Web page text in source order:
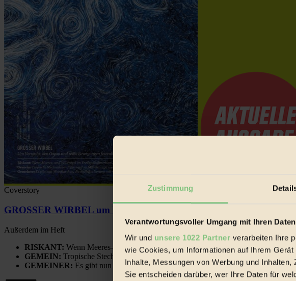
Zustimmung
Verantwortungsvoller Umgang mit Ihren Daten
Wir und unsere 1022 Partner verarbeiten Ihre
wie Cookies, um Informationen auf Ihrem
Inhalte, Messungen von Werbung und
Sie entscheiden darüber, wer Ihre Daten für
Coverstory
GROSSER WIRBEL um Versuche, den Ozean und seine Bewegungen
Außerdem im Heft
RISKANT: Wenn Meeres- und Wildvögel im Freilandhühnerbetrieb vorbeischauen.
GEMEIN: Tropische Stechmücken fühlen sich in Mitteleuropa inziwschen oft zu
GEMEINER: Es gibt nun Weinflaschen, die nach Entleerung voll wieder zu dir